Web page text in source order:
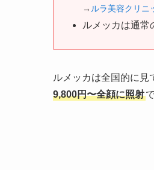
→ ルラ美容クリニ
ルメッカは通常
ルメッカは全国的に見
9,800円〜全顔に照射